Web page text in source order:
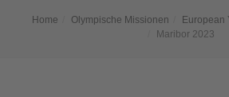
Home Olympische Missionen
European
Maribor 2023